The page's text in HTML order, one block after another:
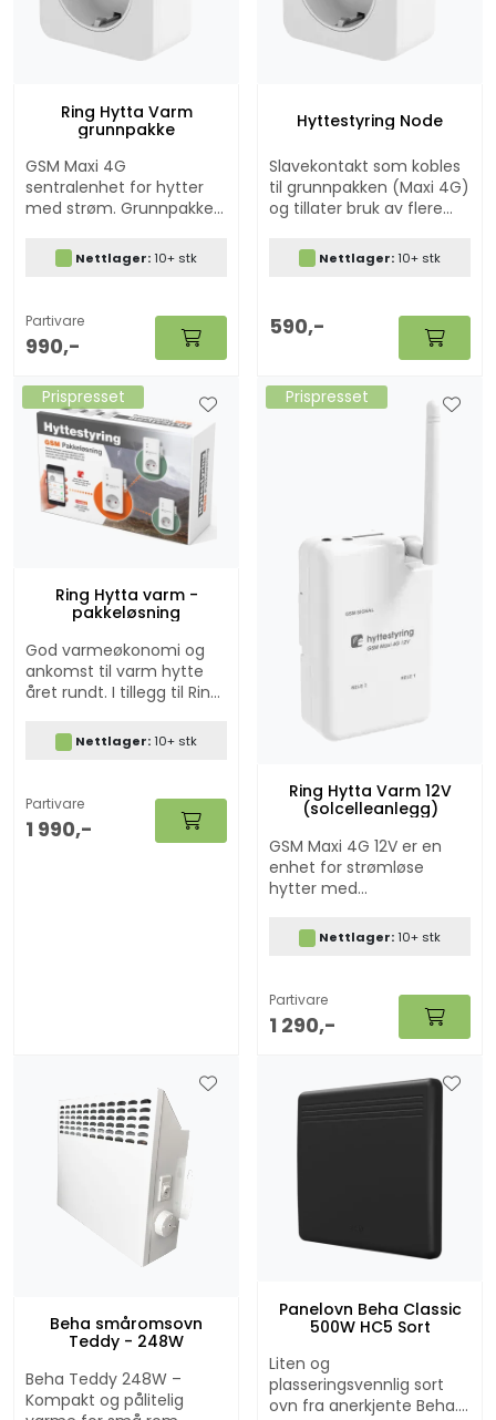
Ring Hytta Varm
grunnpakke
GSM Maxi 4G
sentralenhet for hytter
med strøm. Grunnpakke
(ovn), og som kan
bygges ut med noder om
rimelig abonnement
(valgfritt å benytte).
Nettlager:10+ stk
Partivare
990,-
Hyttestyring Node
Slavekontakt som kobles
til grunnpakken (Maxi 4G)
og tillater bruk av flere
Nettlager:10+ stk
590,-
Prispresset
Ring Hytta varm -
pakkeløsning
God varmeøkonomi og
ankomst til varm hytte
året rundt. I tillegg til Ring
har integrert frostvakt og
strømbruddsalarm.
nye plattformer (2G, 3G,
4G og 5G). Tilbud om
rimelig abonnement
Nettlager:10+ stk
Partivare
1 990,-
Prispresset
Ring Hytta Varm 12V
(solcelleanlegg)
GSM Maxi 4G 12V er en
enhet for strømløse
hytter med
autostart av parafinovn,
strømaggregat etc.
Nettlager:10+ stk
Partivare
1 290,-
Beha småromsovn
Teddy - 248W
Beha Teddy 248W –
Kompakt og pålitelig
Panelovn Beha Classic
500W HC5 Sort
Liten og
plasseringsvennlig sort
ovn fra anerkjente Beha.